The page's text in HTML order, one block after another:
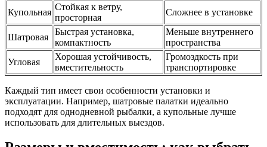
Купольная
Стойкая к ветру,
просторная
Сложнее в установке
Шатровая
Быстрая установка,
компактность
Меньше внутреннего
пространства
Угловая
Хорошая устойчивость,
вместительность
Громоздкость при
транспортировке
Каждый тип имеет свои особенности установки и
эксплуатации. Например, шатровые палатки идеально
подходят для однодневной рыбалки, а купольные лучше
использовать для длительных выездов.